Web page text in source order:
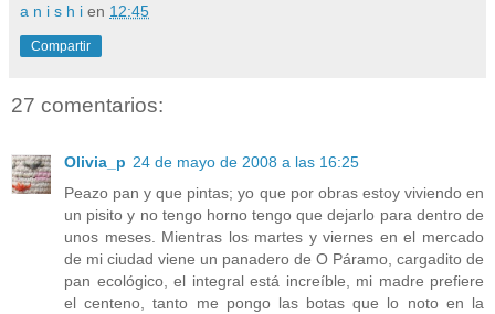
a n i s h i en 12:45
Compartir
27 comentarios:
Olivia_p 24 de mayo de 2008 a las 16:25
Peazo pan y que pintas; yo que por obras estoy viviendo en
un pisito y no tengo horno tengo que dejarlo para dentro de
unos meses. Mientras los martes y viernes en el mercado
de mi ciudad viene un panadero de O Páramo, cargadito de
pan ecológico, el integral está increíble, mi madre prefiere
el centeno, tanto me pongo las botas que lo noto en la